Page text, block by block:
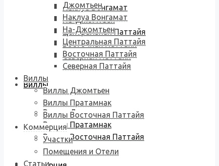
Наклуа Вонгамат
На-Джомтьен
Центральная Паттайя
Восточная Паттайя
Северная Паттайя
Виллы
Виллы Джомтьен
Виллы Пратамнак
Виллы Восточная Паттайя
Джомтьен
Наклуа Вонгамат
На-Джомтьен
Центральная Паттайя
Восточная Паттайя
Северная Паттайя
Виллы
Виллы Джомтьен
Виллы Пратамнак
Виллы Восточная Паттайя
Коммерция
Участки
Помещения и Отели
Статьи